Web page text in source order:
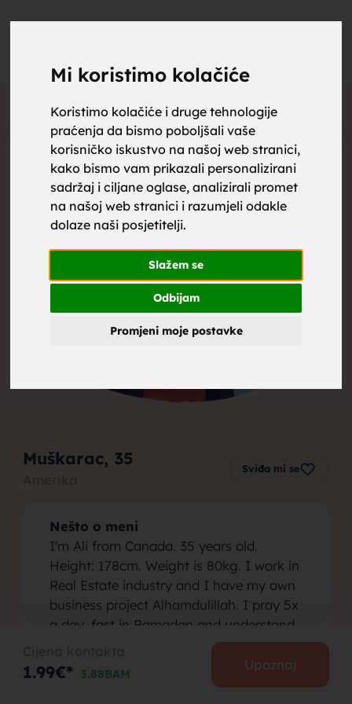
Mi koristimo kolačiće
Koristimo kolačiće i druge tehnologije
praćenja da bismo poboljšali vaše
korisničko iskustvo na našoj web stranici,
kako bismo vam prikazali personalizirani
sadržaj i ciljane oglase, analizirali promet
na našoj web stranici i razumjeli odakle
dolaze naši posjetitelji.
Slažem se
Odbijam
Promjeni moje postavke
Oglas
Muškarac, 35 Sviđa mi se
Nešto o meni
I'm Ali from Canada. 35 years old.
Height: 178cm. Weight is 80kg. I work in
Real Estate industry and I have my own
business project Alhamdulillah. I pray 5x
a day, fast in Ramadan and understand
the Qur'an in english. I love to travel and
i'm ambitious towards my future goals. I
wish to have a good family life.
1.99€* 3.88BAM
Upoznaj
upoznaj
za brak,
zene za
brak,
muskarci
za brak,